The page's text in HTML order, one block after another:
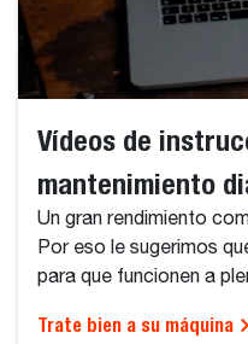
Vídeos de
mantenimiento
Un gran rendimiento
Por eso le sugerimos
para que funcionen a
Trate bien a su máquina